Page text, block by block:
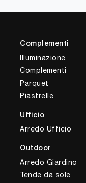
Complementi
Illuminazione
Complementi
Parquet
Piastrelle
Ufficio
Arredo Ufficio
Outdoor
Arredo Giardino
Tende da sole